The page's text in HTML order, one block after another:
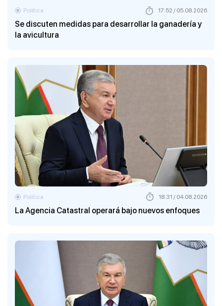
Se discuten medidas para desarrollar la ganadería y
la avicultura
Política 17:52 / 05.08.2026
La Agencia Catastral operará bajo nuevos enfoques
Política 18:31 / 04.08.2026